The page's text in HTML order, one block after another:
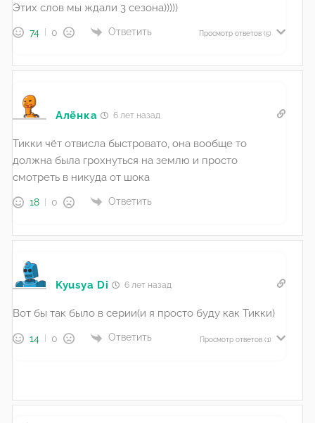
Этих слов мы ждали 3 сезона)))))
74 0 Ответить Просмотр ответов (5)
Алёнка 6 лет назад
Тикки чёт отвисла быстровато, она вообще то
должна была грохнуться на землю и просто
смотреть в никуда от шока
18 0 Ответить
Kyusya Di 6 лет назад
Вот бы так было в серии(и я просто буду как Тикки)
14 0 Ответить Просмотр ответов (1)